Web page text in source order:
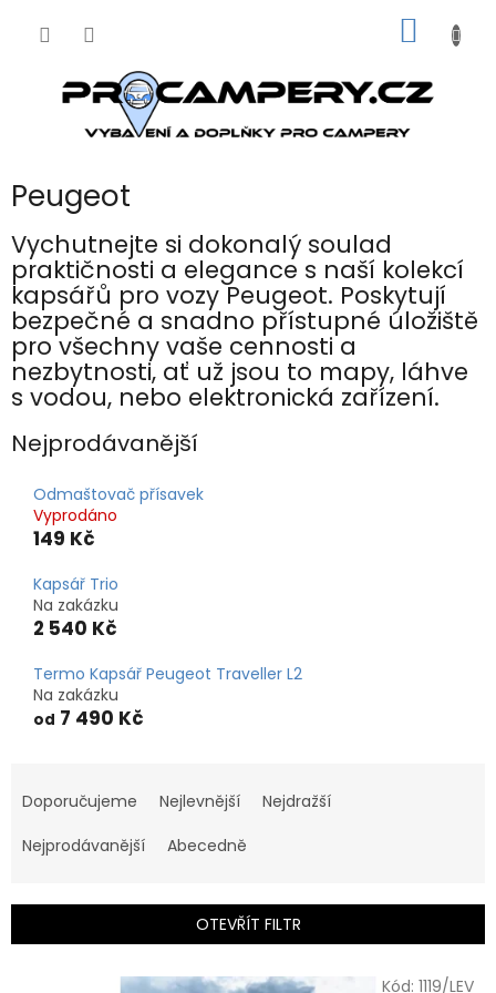
KOŠÍK
Peugeot
Vychutnejte si dokonalý soulad
praktičnosti a elegance s naší kolekcí
kapsářů pro vozy Peugeot. Poskytují
bezpečné a snadno přístupné úložiště
pro všechny vaše cennosti a
nezbytnosti, ať už jsou to mapy, láhve
s vodou, nebo elektronická zařízení.
Nejprodávanější
Odmaštovač přísavek
Vyprodáno
149 Kč
Kapsář Trio
Na zakázku
2 540 Kč
Termo Kapsář Peugeot Traveller L2
Na zakázku
od 7 490 Kč
a
e
í
r
Doporučujeme Nejlevnější
Nejdražší
Nejprodávanější
Abecedně
OTEVŘÍT FILTR
Kód: 1119/LEV